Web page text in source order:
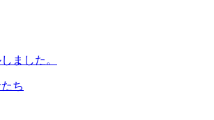
ました。